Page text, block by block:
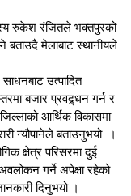
रुकेश रंजितले भक्तपुरको
मेलाबाट स्थानीयले
उत्पादित
बजार प्रवद्र्धन गर्न र
आर्थिक विकासमा
न्यौपानेले बताउनुभयो ।
क्षेत्र परिसरमा दुई
गर्ने अपेक्षा रहेको
दिनुभयो ।